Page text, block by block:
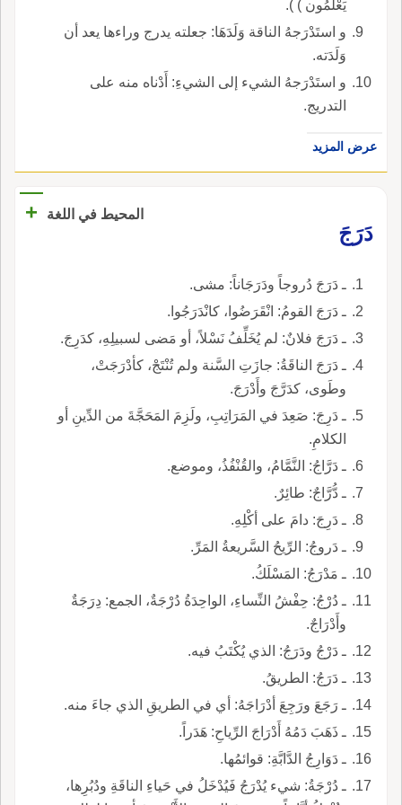
يَعْلَمُون ) ).
و استَدْرَجهُ الناقة وَلَدَهَا: جعلته يدرج وراءها يعد أن
وَلَدَته.
و استَدْرَجهُ الشيء إلى الشيءِ: أَدْناه منه على
التدريج.
عرض المزيد
المحيط في اللغة
+
دَرَجَ
ـ دَرَجَ دُروجاً ودَرَجَاناً: مشى.
ـ دَرَجَ القومُ: انْقَرَضُوا، كانْدَرَجُوا.
ـ دَرَجَ فلانٌ: لم يُخَلِّفُ نَسْلاً، أو مَضى لسبيلِهِ، كدَرِجَ.
ـ دَرَجَ الناقَةُ: جازَتِ السَّنة ولم تُنْتَجْ، كأدْرَجَتْ،
وطَوى، كدَرَّجَ وأَدْرَجَ.
ـ دَرِجَ: صَعِدَ في المَرَاتِبِ، ولَزِمَ المَحَجَّةَ من الدِّينِ أو
الكلامِ.
ـ دَرَّاجُ: النَّمَّامُ، والقُنْفُذُ، وموضع.
ـ دُّرَّاجٌ: طائِرٌ.
ـ دَرِجَ: دامَ على أكْلِهِ.
ـ دَروجُ: الرِّيحُ السَّريعةُ المَرِّ.
ـ مَدْرَجُ: المَسْلَكُ.
ـ دُرْجُ: حِفْشُ النِّساءِ، الواحِدَةُ دُرْجَةٌ، الجمع: دِرَجَةٌ
وأَدْرَاجٌ.
ـ دَرْجُ ودَرَجُ: الذي يُكْتَبُ فيه.
ـ دَرَجُ: الطريقُ.
ـ رَجَعَ ورَجِعَ أدْرَاجَهُ: أي في الطريقِ الذي جاءَ منه.
ـ ذَهَبَ دَمُهُ أَدْرَاجَ الرِّياحِ: هَدَراً.
ـ دَوَارِجُ الدَّابَّةِ: قوائمُها.
ـ دُرْجَةُ: شيء يُدْرَجُ فَيُدْخَلُ في حَياءِ الناقَةِ ودُبُرِها،